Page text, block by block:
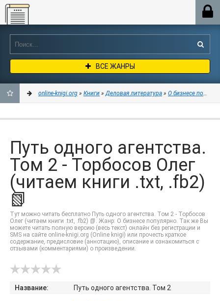
Online-knigi.org
ВСЕ ЖАНРЫ
ЗАКЛАДКИ
online-knigi.org » Книги »Деловая литература » О бизнесе
Путь одного агентства.
Том 2 - Торбосов Олег
(читаем книги .txt, .fb2)
📗
Тут можно читать бесплатно Путь одного агентства. Том 2 - Торбосов
Олег (читаем книги .txt, .fb2) 📗. Жанр: О бизнесе популярно. Так же Вы
можете читать полную версию (весь текст) онлайн без регистрации и
SMS на сайте online-knigi.org (Online knigi) или прочесть краткое
содержание, предисловие (аннотацию), описание и ознакомиться с
отзывами (комментариями) о произведении.
Название: Путь одного агентства. Том 2